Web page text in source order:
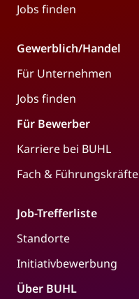
Jobs finden
Gewerblich/Handel
Für Unternehmen
Jobs finden
Für Bewerber
Karriere bei BUHL
Fach & Führungskräfte
Job-Trefferliste
Standorte
Initiativbewerbung
Über BUHL